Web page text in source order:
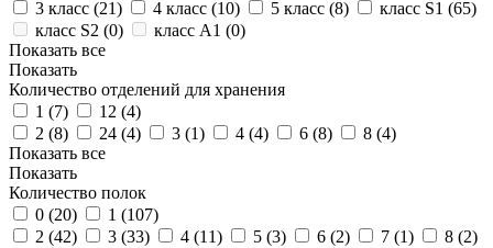
3 класс (21) 4 класс (10) 5 класс (8) класс S1 (65)
класс S2 (0) класс А1 (0)
Показать все
Показать
Количество отделений для хранения
1 (7) 12 (4)
2 (8) 24 (4) 3 (1) 4 (4) 6 (8) 8 (4)
Показать все
Показать
Количество полок
0 (20) 1 (107)
2 (42) 3 (33) 4 (11) 5 (3) 6 (2) 7 (1) 8 (2)